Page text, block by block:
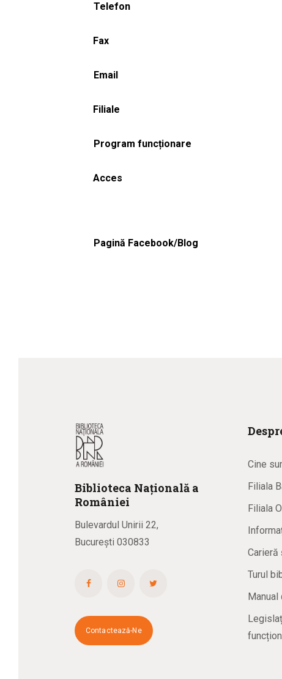
Telefon
Fax
Email
Filiale
Program funcționare
Acces
Pagină Facebook/Blog
Biblioteca Națională a
României
Bulevardul Unirii 22,
București 030833
Contactează-Ne
Cine
Filiala
Filiala
Carieră
Turul